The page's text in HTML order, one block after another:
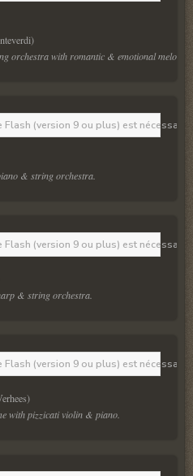
1:25 (Vincent Monteverdi)
orchestra with romantic & emotional melody
Flash (version 9 ou plus) est
& string orchestra.
Flash (version 9 ou plus) est
& string orchestra.
Flash (version 9 ou plus) est
1:30 (Evert Verhees)
with pizzicati violin & piano.